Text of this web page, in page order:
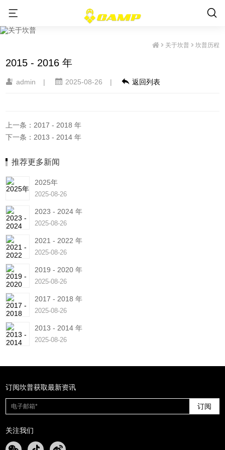
关于坎普 坎普历程
2015 - 2016 年
admin | 2025-08-26 | 返回列表
上一条：2017 - 2018 年
下一条：2013 - 2014 年
推荐更多新闻
2025年
2025-08-26
2023 - 2024 年
2025-08-26
2021 - 2022 年
2025-08-26
2019 - 2020 年
2025-08-26
2017 - 2018 年
2025-08-26
2013 - 2014 年
2025-08-26
订阅坎普获取最新资讯
订阅
关注我们